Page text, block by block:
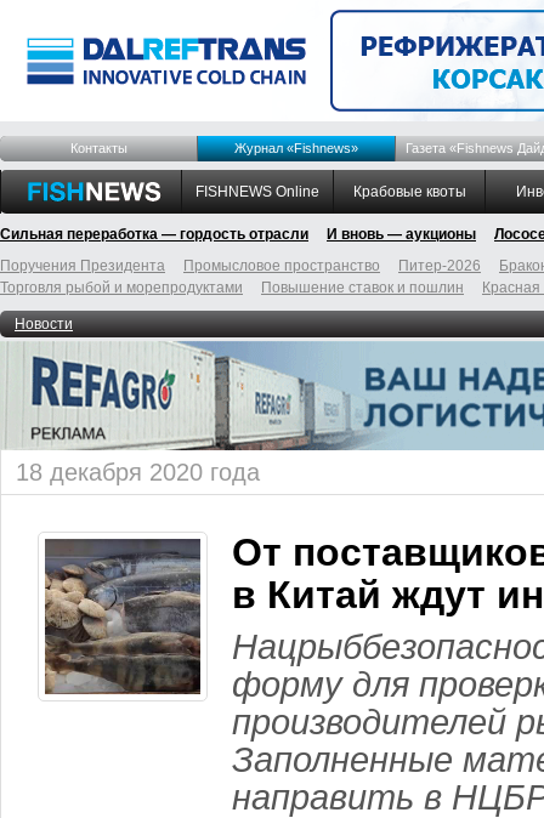
Контакты Журнал «Fishnews» Газета «Fishnews
FISHNEWS Online Крабовые квоты
Сильная переработка — гордость отрасли И вновь — аукционы
Поручения Президента
Промысловое пространство Питер-2026
Торговля рыбой и морепродуктами
Повышение ставок и пошлин
Новости
18 декабря 2020 года
От
в Китай ждут
форму для
производителей
Заполненные
направить в